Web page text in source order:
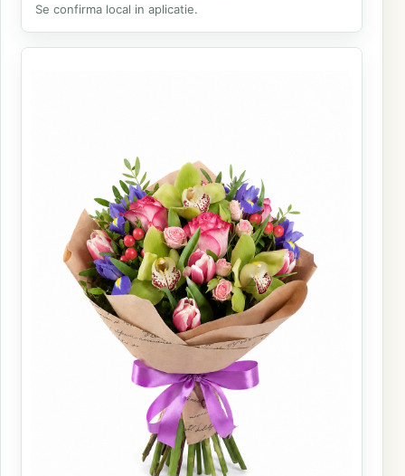
Se confirma local in aplicatie.